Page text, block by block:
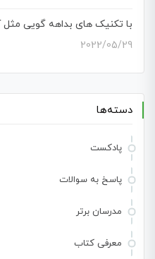
با تکنیک های بداهه گویی
2022/05/29
دسته‌ها
پادکست
پاسخ به سوالات
مدرسان برتر
معرفی کتاب